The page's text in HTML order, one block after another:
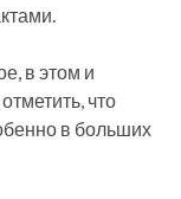
в этом и
что
в больших